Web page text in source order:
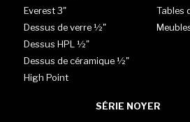
Everest 3"
Dessus de verre ½"
Dessus HPL ½"
Dessus de céramique ½"
High Point
Tables
SÉRIE NOYER